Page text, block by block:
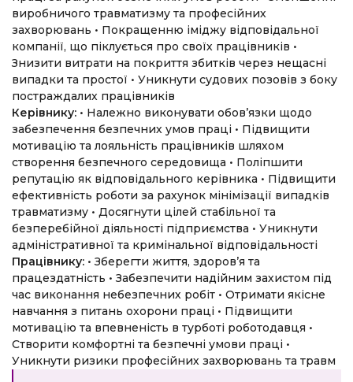
виробничого травматизму та професійних
захворювань • Покращенню іміджу відповідальної
компанії, що піклується про своїх працівників •
Знизити витрати на покриття збитків через нещасні
випадки та простої • Уникнути судових позовів з боку
постраждалих працівників
Керівнику: • Належно виконувати обов’язки щодо
забезпечення безпечних умов праці • Підвищити
мотивацію та лояльність працівників шляхом
створення безпечного середовища • Поліпшити
репутацію як відповідального керівника • Підвищити
ефективність роботи за рахунок мінімізації випадків
травматизму • Досягнути цілей стабільної та
безперебійної діяльності підприємства • Уникнути
адміністративної та кримінальної відповідальності
Працівнику: • Зберегти життя, здоров’я та
працездатність • Забезпечити надійним захистом під
час виконання небезпечних робіт • Отримати якісне
навчання з питань охорони праці • Підвищити
мотивацію та впевненість в турботі роботодавця •
Створити комфортні та безпечні умови праці •
Уникнути ризики професійних захворювань та травм